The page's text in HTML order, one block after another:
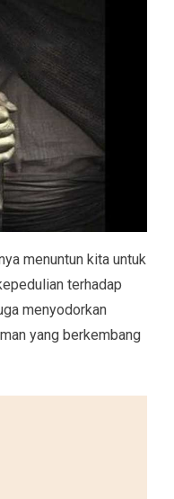
menuntun kita untuk
terhadap
menyodorkan
yang berkembang